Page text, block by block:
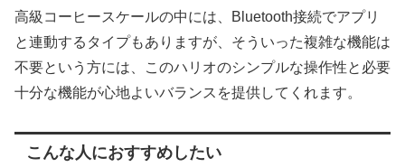
高級コーヒースケールの中には、Bluetooth接続でアプリ
と連動するタイプもありますが、そういった複雑な機能は
不要という方には、このハリオのシンプルな操作性と必要
十分な機能が心地よいバランスを提供してくれます。
こんな人におすすめしたい